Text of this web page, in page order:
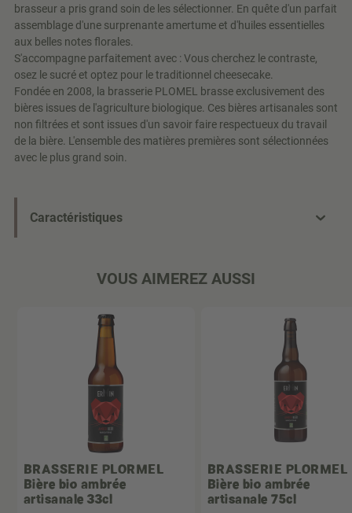
brasseur a pris grand soin de les sélectionner. En quête d'un parfait
assemblage d'une surprenante amertume et d'huiles essentielles
aux belles notes florales.
S'accompagne parfaitement avec : Vous cherchez le contraste,
osez le sucré et optez pour le traditionnel cheesecake.
Fondée en 2008, la brasserie PLOMEL brasse exclusivement des
bières issues de l'agriculture biologique. Ces bières artisanales sont
non filtrées et sont issues d'un savoir faire respectueux du travail
de la bière. L'ensemble des matières premières sont sélectionnées
avec le plus grand soin.
Caractéristiques
VOUS AIMEREZ AUSSI
BRASSERIE PLORMEL
Bière bio ambrée
artisanale 33cl
BRASSERIE PLORMEL
Bière bio ambrée
artisanale 75cl